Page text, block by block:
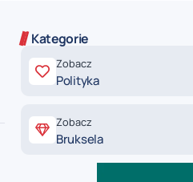
Kategorie
Zobacz
Polityka
Zobacz
Bruksela